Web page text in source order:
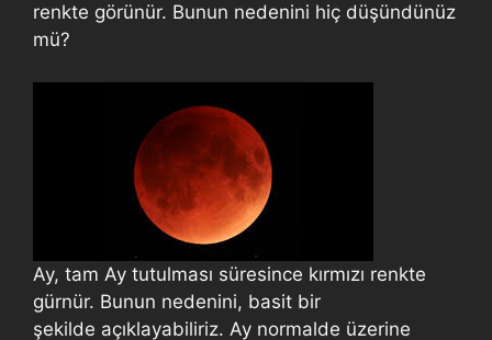
renkte görünür. Bunun nedenini hiç düşündünüz
mü?
Ay, tam Ay tutulması süresince kırmızı renkte
gürnür. Bunun nedenini, basit bir
şekilde açıklayabiliriz. Ay normalde üzerine